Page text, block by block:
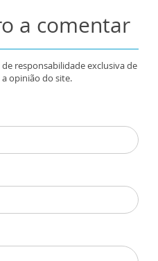
a comentar
responsabilidade exclusiva de
opinião do site.